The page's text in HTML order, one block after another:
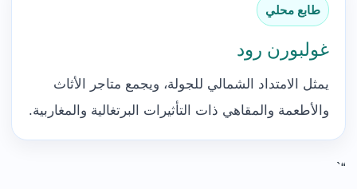
طابع محلي
غولبورن رود
يمثل الامتداد الشمالي للجولة، ويجمع متاجر الأثاث
والأطعمة والمقاهي ذات التأثيرات البرتغالية والمغاربية.
“`